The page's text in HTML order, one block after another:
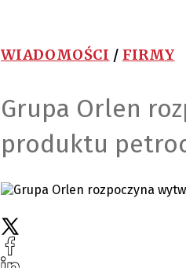
WIADOMOŚCI / FIRMY
Grupa Orlen
produktu